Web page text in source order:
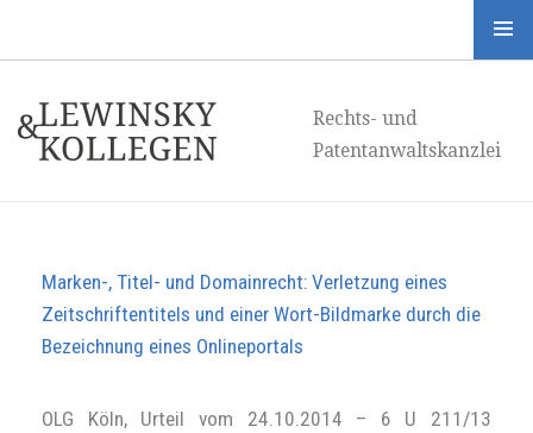
Rechts- und
Patentanwaltskanzlei
Widgets
Marken-, Titel- und Domainrecht: Verletzung eines
Zeitschriftentitels und einer Wort-Bildmarke durch die
Bezeichnung eines Onlineportals
OLG Köln, Urteil vom 24.10.2014 – 6 U 211/13